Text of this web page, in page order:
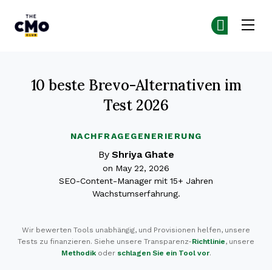
NACHFRAGEGENERIERUNG
10 beste Brevo-Alternativen im
Test 2026
By Shriya Ghate
on May 22, 2026
SEO-Content-Manager mit 15+ Jahren
Wachstumserfahrung.
Wir bewerten Tools unabhängig, und Provisionen helfen, unsere
Tests zu finanzieren. Siehe unsere Transparenz-Richtlinie, unsere
Methodikoder schlagen Sie ein Tool vor.